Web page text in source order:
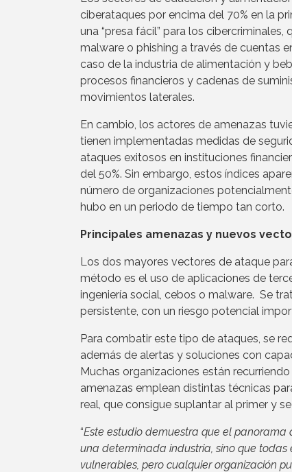
ciberataques por encima del 70% en la
una “presa fácil” para los
malware o phishing a través de cuentas
caso de la industria de alimentación y
procesos financieros y cadenas de
movimientos laterales.
En cambio, los actores de amenazas
tienen implementadas medidas de
ataques exitosos en instituciones
del 50%. Sin embargo, estos índices
número de organizaciones
hubo en un periodo de tiempo tan corto.
Principales amenazas y nuevos
Los dos mayores vectores de ataque
método es el uso de aplicaciones de
ingeniería social, cebos o malware. Se
persistente, con un riesgo potencial
Para combatir este tipo de ataques, se
además de alertas y soluciones con
Muchas organizaciones están
amenazas emplean distintas técnicas
real, que consigue suplantar al primer y
“Este estudio demuestra que el
una determinada industria, sino que
vulnerables, pero cualquier organización